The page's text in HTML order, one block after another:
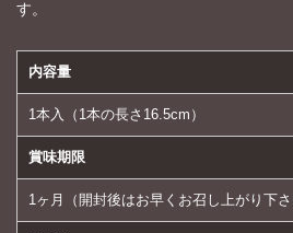
す。
内容量
1本入（1本の長さ16.5cm）
賞味期限
1ヶ月（開封後はお早くお召し上がり下さ